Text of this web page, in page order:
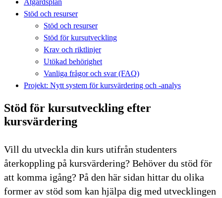
Stöd och resurser
Stöd och resurser
Stöd för kursutveckling
Krav och riktlinjer
Utökad behörighet
Vanliga frågor och svar (FAQ)
Projekt: Nytt system för kursvärdering och -analys
Stöd för kursutveckling efter
kursvärdering
Vill du utveckla din kurs utifrån studenters
återkoppling på kursvärdering? Behöver du stöd för
att komma igång? På den här sidan hittar du olika
former av stöd som kan hjälpa dig med utvecklingen